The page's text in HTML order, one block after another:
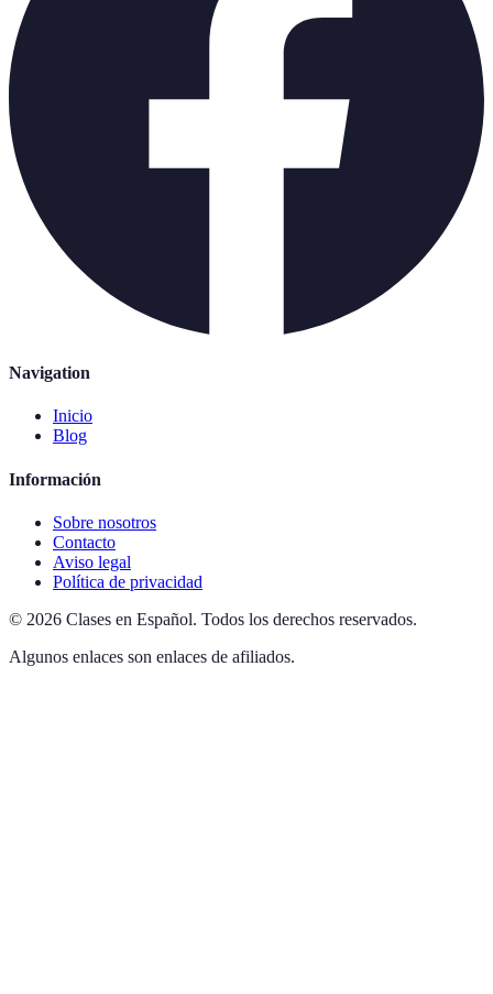
Navigation
Inicio
Blog
Información
Sobre nosotros
Contacto
Aviso legal
Política de privacidad
© 2026 Clases en Español. Todos los derechos reservados.
Algunos enlaces son enlaces de afiliados.